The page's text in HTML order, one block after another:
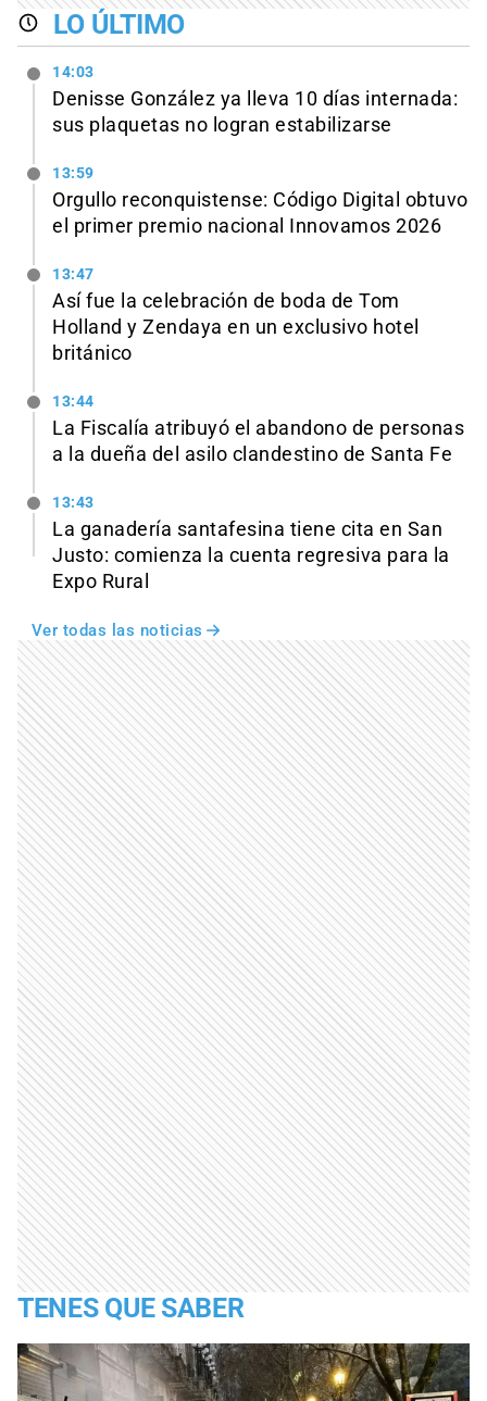
LO ÚLTIMO
14:03
Denisse González ya lleva 10 días internada:
sus plaquetas no logran estabilizarse
13:59
Orgullo reconquistense: Código Digital obtuvo
el primer premio nacional Innovamos 2026
13:47
Así fue la celebración de boda de Tom
Holland y Zendaya en un exclusivo hotel
británico
13:44
La Fiscalía atribuyó el abandono de personas
a la dueña del asilo clandestino de Santa Fe
13:43
La ganadería santafesina tiene cita en San
Justo: comienza la cuenta regresiva para la
Expo Rural
Ver todas las noticias
TENES QUE SABER